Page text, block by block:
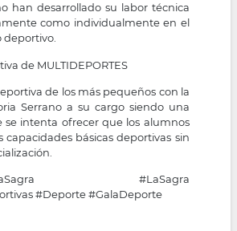
han desarrollado su labor técnica
como individualmente en el
deportivo.
de MULTIDEPORTES
de los más pequeños con la
Serrano a su cargo siendo una
se intenta ofrecer que los alumnos
capacidades básicas deportivas sin
#LaSagra
#Deporte#GalaDeporte